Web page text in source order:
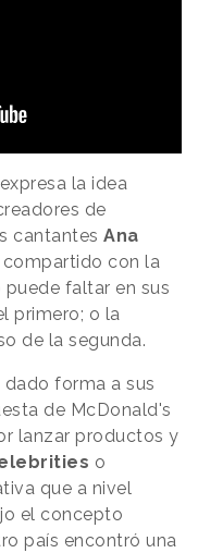
la idea
de
cantantes Ana
compartido con la
faltar en sus
primero; o la
de la segunda.
forma a sus
de McDonald's
lanzar productos y
o
que a nivel
el concepto
país encontró una